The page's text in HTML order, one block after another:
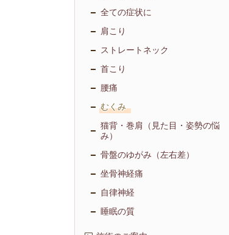
全ての症状に
肩こり
ストレートネック
首こり
腰痛
むくみ
猫背・巻肩（見た目・姿勢の悩
み）
骨盤のゆがみ（左右差）
坐骨神経痛
自律神経
睡眠の質